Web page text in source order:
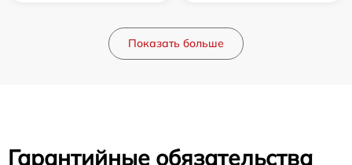
Показать больше
Гарантийные обязательства